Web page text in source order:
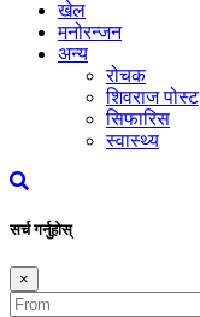
खेल
मनोरन्जन
अन्य
रोचक
शिवराज पोस्ट
सिफारिस
स्वास्थ्य
सर्च गर्नुहोस्
×